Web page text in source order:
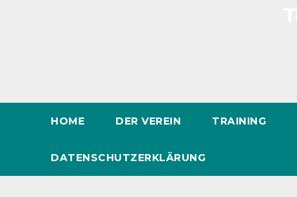
HOME DER VEREIN TRAINING
DATENSCHUTZERKLÄRUNG